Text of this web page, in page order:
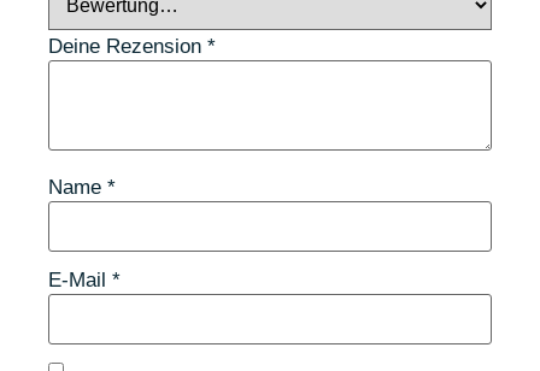
Deine Rezension *
Name *
E-Mail *